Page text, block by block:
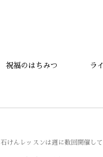
祝福のはちみつ ラ
石けんレッスンは週に数回開催して